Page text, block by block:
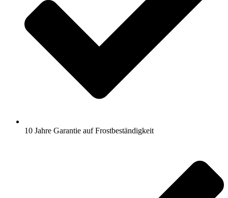
10 Jahre Garantie auf Frostbeständigkeit